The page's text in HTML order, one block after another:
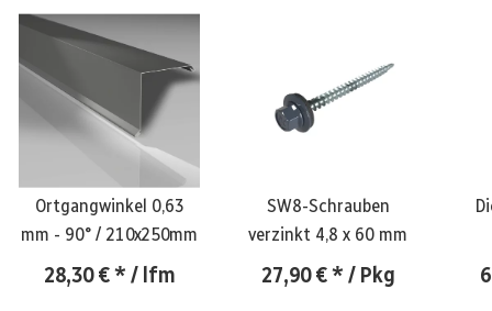
Ortgangwinkel 0,63
mm - 90° / 210x250mm
28,30 €* / lfm
SW8-Schrauben
verzinkt 4,8 x 60 mm
27,90 €* / Pkg